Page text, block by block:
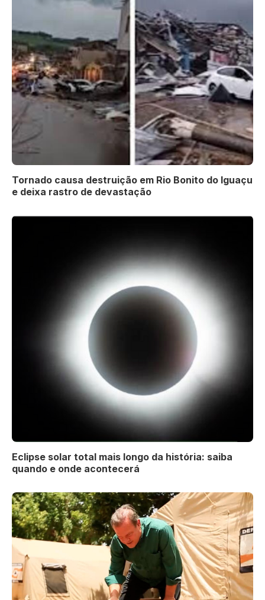
Tornado causa destruição em Rio Bonito do Iguaçu
e deixa rastro de devastação
Eclipse solar total mais longo da história: saiba
quando e onde acontecerá